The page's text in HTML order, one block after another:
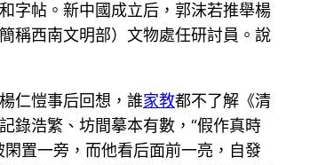
字帖。新中國成立后，郭沫若推舉楊
稱西南文明部）文物處任研討員。說
仁愷事后回想，誰家教都不了解《清
錄浩繁、坊間摹本有數，“假作真時
置一旁，而他看后面前一亮，自發